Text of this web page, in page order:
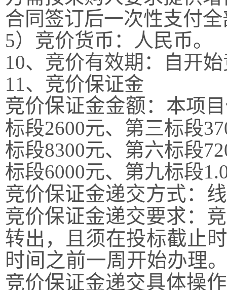
合同签订后一次性支付
5）竞价货币：人民币。
10、竞价有效期：
自开
11、竞价保证金
竞价保证金金额： 本项
标段2600元、第三标段
标段8300元、第六标段
标段6000元、第九标段
竞价保证金递交方式：
竞价保证金递交要求：
转出 ，且须在投标截止
时间之前一周开始办理
竞价保证金递交具体操